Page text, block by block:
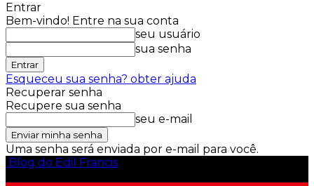
Entrar
Bem-vindo! Entre na sua conta
seu usuário
sua senha
Esqueceu sua senha? obter ajuda
Recuperar senha
Recupere sua senha
seu e-mail
Uma senha será enviada por e-mail para você.
Blog do Edil Francis